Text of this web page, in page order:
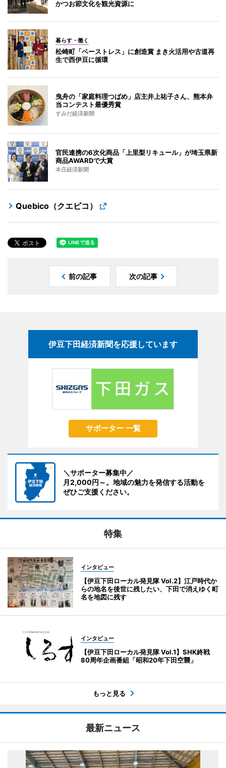
かつお節文化を観光資源に
暮らす・働く
松崎町「ベーストレス」に創造賞 まき火活用や古道再
生で西伊豆に循環
曳舟の「家庭料理つばめ」店主井上祐子さん、熊本弁
当コンテスト最優秀賞
すみだ経済新聞
官民連携の6次化商品「上里梨リキュール」が埼玉県新
商品AWARDで大賞
本庄経済新聞
Quebico（クエビコ）
前の記事 次の記事
伊豆下田経済新聞を応援しています
サポーター 一覧
＼サポーター募集中／
月2,000円～。地域の魅力を発信する活動を
ぜひご支援ください。
特集
インタビュー
【伊豆下田ローカル発見隊 Vol.2】江戸時代か
らの地名を後世に残したい、下田で消えゆく町
名を地図に残す
インタビュー
【伊豆下田ローカル発見隊 Vol.1】SHK終戦
80周年企画番組「昭和20年下田空襲」
もっと見る
最新ニュース